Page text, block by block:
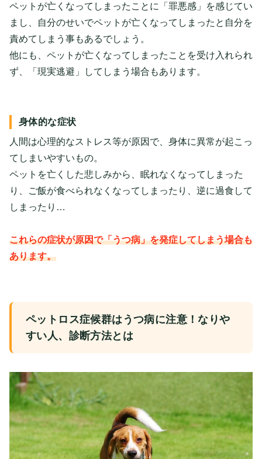
ペットが亡くなってしまったことに「罪悪感」を感じてい
まし、自分のせいでペットが亡くなってしまったと自分を
責めてしまう事もあるでしょう。
他にも、ペットが亡くなってしまったことを受け入れられ
ず、「現実逃避」してしまう場合もあります。
身体的な症状
人間は心理的なストレス等が原因で、身体に異常が起こっ
てしまいやすいもの。
ペットを亡くした悲しみから、眠れなくなってしまった
り、ご飯が食べられなくなってしまったり、逆に過食して
しまったり…
これらの症状が原因で「うつ病」を発症してしまう場合も
あります。
ペットロス症候群はうつ病に注意！なりや
すい人、診断方法とは